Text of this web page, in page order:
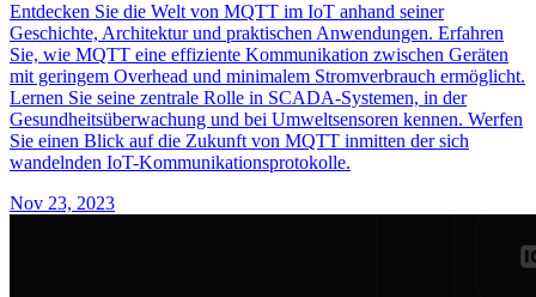
Entdecken Sie die Welt von MQTT im IoT anhand seiner
Geschichte, Architektur und praktischen Anwendungen. Erfahren
Sie, wie MQTT eine effiziente Kommunikation zwischen Geräten
mit geringem Overhead und minimalem Stromverbrauch ermöglicht.
Lernen Sie seine zentrale Rolle in SCADA-Systemen, in der
Gesundheitsüberwachung und bei Umweltsensoren kennen. Werfen
Sie einen Blick auf die Zukunft von MQTT inmitten der sich
wandelnden IoT-Kommunikationsprotokolle.
Nov 23, 2023